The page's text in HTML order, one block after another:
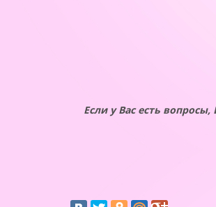
Если у Вас есть